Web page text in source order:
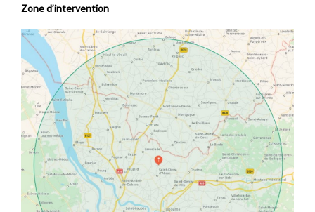
Zone d’intervention